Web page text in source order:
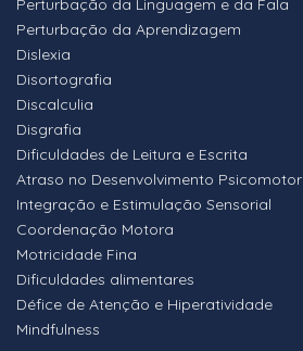
Perturbação da Linguagem e da Fala
Perturbação da Aprendizagem
Dislexia
Disortografia
Discalculia
Disgrafia
Dificuldades de Leitura e Escrita
Atraso no Desenvolvimento Psicomotor
Integração e Estimulação Sensorial
Coordenação Motora
Motricidade Fina
Dificuldades alimentares
Défice de Atenção e Hiperatividade
Mindfulness